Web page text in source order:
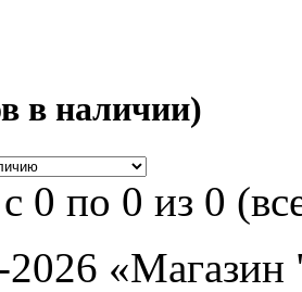
в наличии)
0 по 0 из 0
2026